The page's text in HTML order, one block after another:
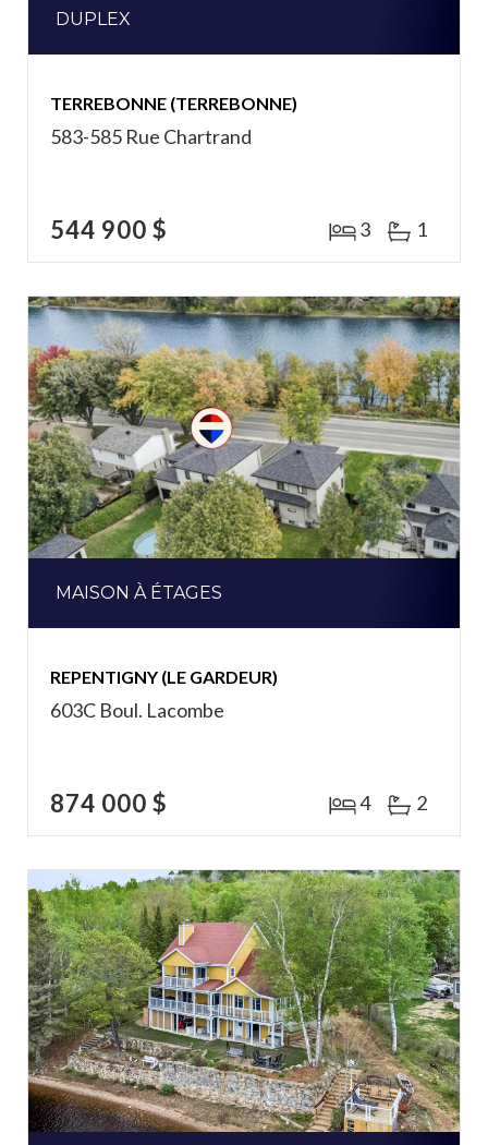
DUPLEX
TERREBONNE (TERREBONNE)
583-585 Rue Chartrand
544 900 $ 3 1
MAISON À ÉTAGES
REPENTIGNY (LE GARDEUR)
603C Boul. Lacombe
874 000 $ 4 2